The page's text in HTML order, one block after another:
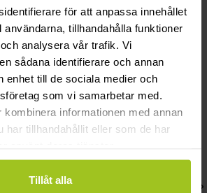
för att anpassa innehållet
användarna, tillhandahålla funktioner
analysera vår trafik. Vi
sådana identifierare och annan
enhet till de sociala medier och
som vi samarbetar med.
informationen med annan
har tillhandahållit eller som de har
Tillåt alla
Pris:19 400 kr
19 400 kr
köpte också